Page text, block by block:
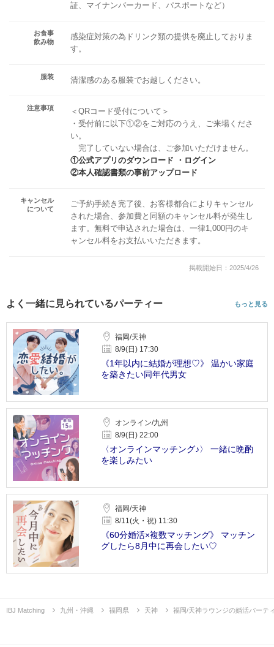
証、マイナンバーカード、パスポートなど）
お食事
飲み物
感染症対策の為ドリンク類の提供を廃止しておりま
す。
服装 清潔感のある服装でお越しください。
注意事項
＜QRコード受付について＞
・受付前に以下①②をご対応のうえ、ご来場くださ
い。
完了していない場合は、ご参加いただけません。
①公式アプリのダウンロード ・ログイン
②本人確認書類の事前アップロード
キャンセル
について
ご予約手続き完了後、お客様都合によりキャンセル
された場合、参加費と同額のキャンセル料が発生し
ます。無料で申込された場合は、一律1,000円のキ
ャンセル料をお支払いいただきます。
掲載開始日：2025/4/26
よく一緒に見られているパーティー もっと見る
福岡/天神
8/9(日) 17:30
《1年以内に結婚が理想♡》 温かい家庭
を築きたい同年代男女
オンライン/九州
8/9(日) 22:00
〈オンラインマッチング♪〉 一緒に晩酌
を楽しみたい
福岡/天神
8/11(火・祝) 11:30
《60分婚活×複数マッチング》 マッチン
グしたら8月中に再会したい♡
IBJ Matching 九州・沖縄 福岡県 天神 福岡/天神ラウンジの婚活パーテ